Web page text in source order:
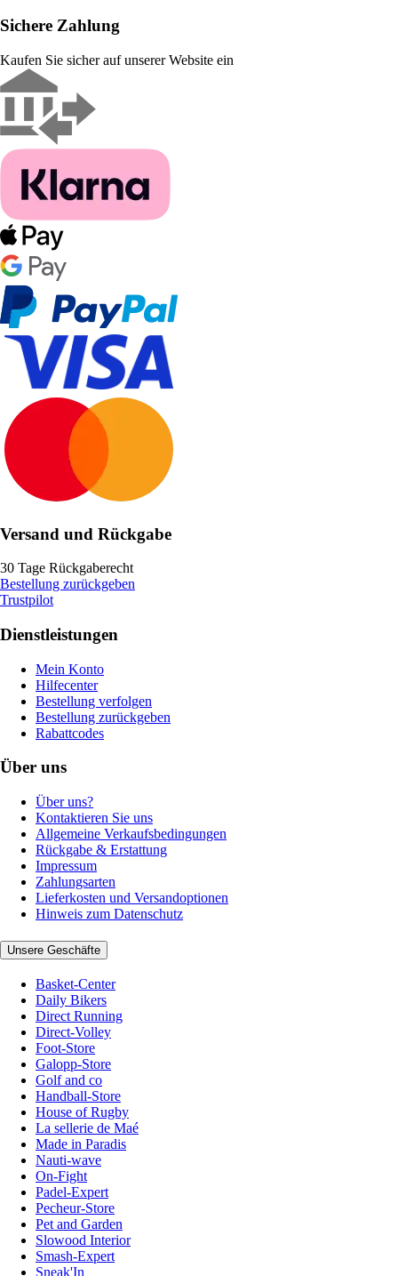
Sichere Zahlung
Kaufen Sie sicher auf unserer Website ein
Versand und Rückgabe
30 Tage Rückgaberecht
Bestellung zurückgeben
Trustpilot
Dienstleistungen
Mein Konto
Hilfecenter
Bestellung verfolgen
Bestellung zurückgeben
Rabattcodes
Über uns
Über uns?
Kontaktieren Sie uns
Allgemeine Verkaufsbedingungen
Rückgabe & Erstattung
Impressum
Zahlungsarten
Lieferkosten und Versandoptionen
Hinweis zum Datenschutz
Unsere Geschäfte
Basket-Center
Daily Bikers
Direct Running
Direct-Volley
Foot-Store
Galopp-Store
Golf and co
Handball-Store
House of Rugby
La sellerie de Maé
Made in Paradis
Nauti-wave
On-Fight
Padel-Expert
Pecheur-Store
Pet and Garden
Slowood Interior
Smash-Expert
Sneak'In